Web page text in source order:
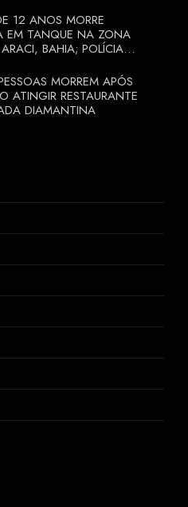
12 ANOS MORRE
EM TANQUE NA ZONA
BAHIA; POLÍCIA
MORREM APÓS
ATINGIR RESTAURANTE
DIAMANTINA